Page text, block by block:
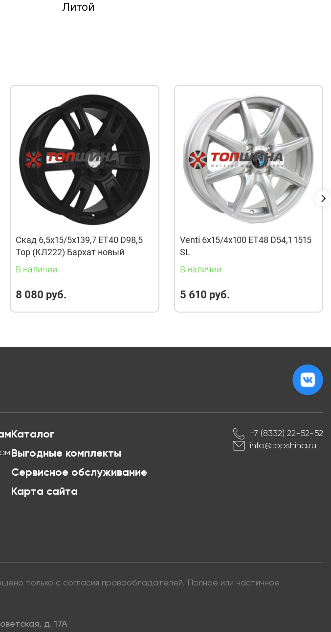
Литой
Скад 6,5x15/5x139,7 ET40 D98,5
Тор (КЛ222) Бархат новый
В наличии
8 080 руб.
Venti 6x15/4x100 ET48 D54,1 1515
SL
В наличии
5 610 руб.
Каталог
Выгодные комплекты
Сервисное обслуживание
Карта сайта
+7 (8332) 22-52-52
info@topshina.ru
только с согласия правообладателей. Полное или частичное
д. 17А